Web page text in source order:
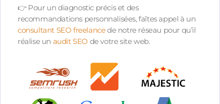
👉 Pour un diagnostic précis et des
recommandations personnalisées, faîtes appel à un
consultant SEO freelancede notre réseau pour qu’il
réalise un audit SEO de votre site web.